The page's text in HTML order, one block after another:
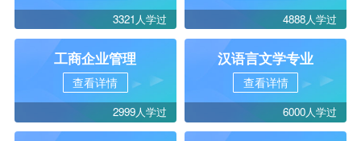
3321人学过 4888人学过
工商企业管理
查看详情
2999人学过
汉语言文学专业
查看详情
6000人学过